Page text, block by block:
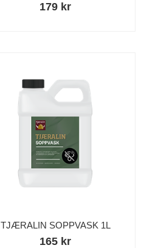
179 kr
TJÆRALIN SOPPVASK 1L
165 kr